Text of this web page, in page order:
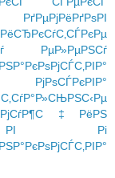
РµР»РµРЅСѓ
РјСѓР¶С‡РёРЅ
РІ Рі